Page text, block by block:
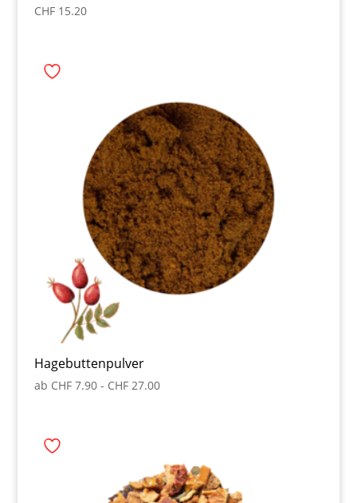
CHF15.20
Hagebuttenpulver
ab CHF7.90- CHF27.00